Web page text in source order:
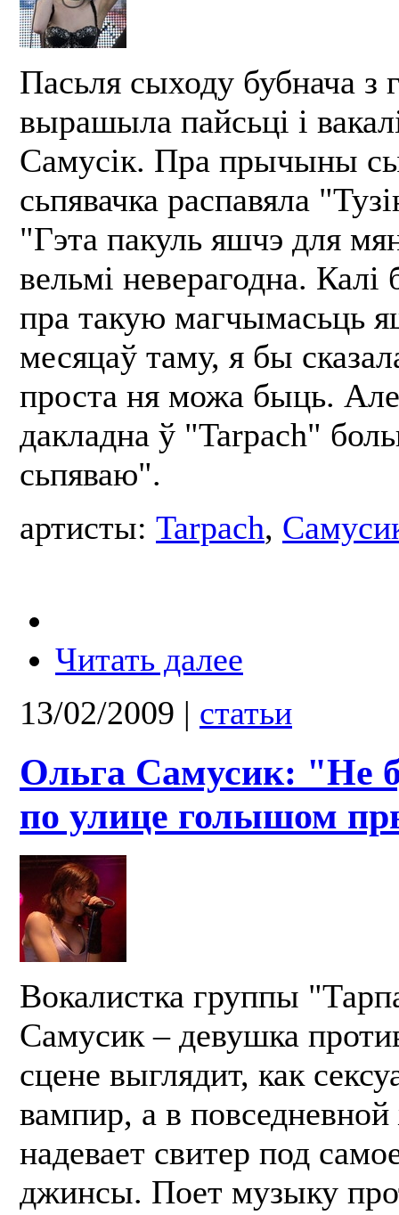
Пасьля сыходу бубнача з
вырашыла пайсьці і
Самусік. Пра прычыны
сьпявачка распавяла
"Гэта пакуль яшчэ для
вельмі неверагодна. Калі
пра такую магчымасьць
месяцаў таму, я бы
проста ня можа быць.
дакладна ў "Tarpach"
сьпяваю".
артисты: Tarpach,
Читать далее
13/02/2009 | статьи
Ольга Самусик: "Не
по улице голышом
Вокалистка группы
Самусик – девушка
сцене выглядит, как
вампир, а в
надевает свитер под
джинсы. Поет музыку